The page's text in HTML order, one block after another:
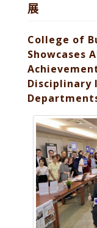
展
College of
Showcases
Disciplinary